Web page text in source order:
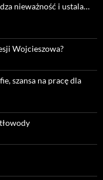
nieważność i ustala…
Wojcieszowa?
szansa na pracę dla